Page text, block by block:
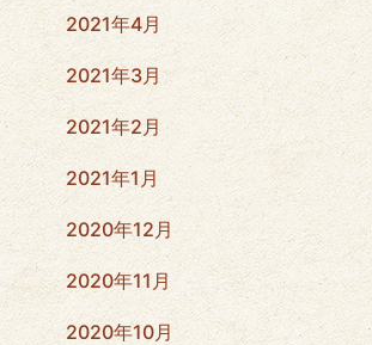
2021年4月
2021年3月
2021年2月
2021年1月
2020年12月
2020年11月
2020年10月